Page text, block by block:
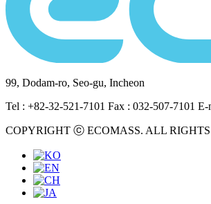
99, Dodam-ro, Seo-gu, Incheon
Tel : +82-32-521-7101 Fax : 032-507-7101 E-
COPYRIGHT ⓒ ECOMASS. ALL RIGHTS